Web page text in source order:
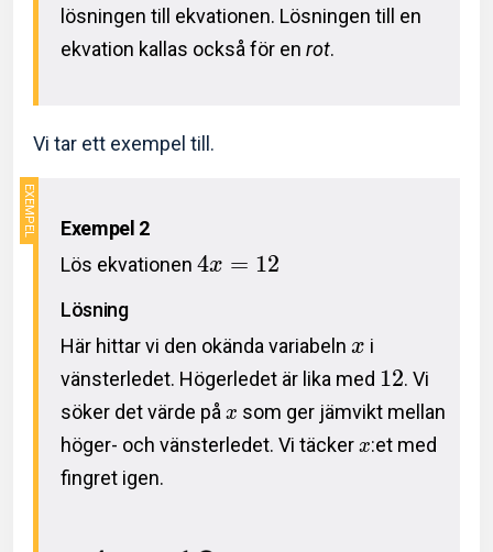
lösningen till ekvationen. Lösningen till en
ekvation kallas också för en rot.
Vi tar ett exempel till.
Exempel 2
Lös ekvationen 4x = 12
Lösning
Här hittar vi den okända variabeln x i
vänsterledet. Högerledet är lika med 12. Vi
söker det värde på x som ger jämvikt mellan
höger- och vänsterledet. Vi täcker x:et med
fingret igen.